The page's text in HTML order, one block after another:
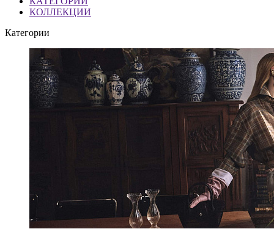
КОЛЛЕКЦИИ
Категории